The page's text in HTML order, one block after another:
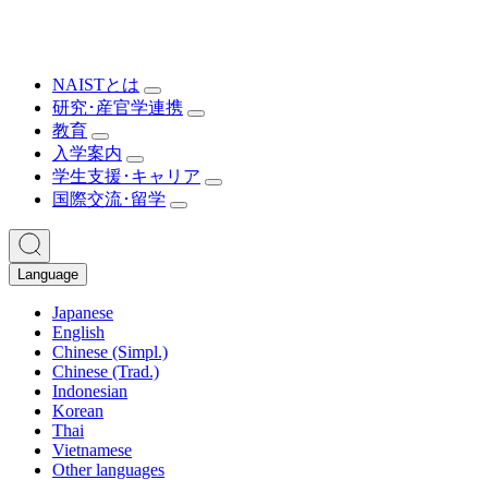
NAISTとは
研究･産官学連携
教育
入学案内
学生支援･キャリア
国際交流･留学
Language
Japanese
English
Chinese (Simpl.)
Chinese (Trad.)
Indonesian
Korean
Thai
Vietnamese
Other languages